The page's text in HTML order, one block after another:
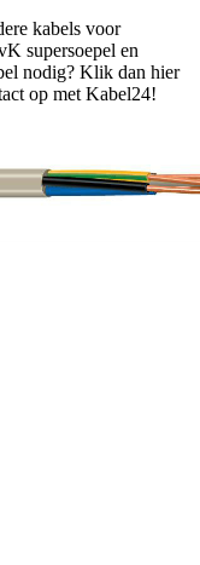
kabels voor
supersoepel en
nodig? Klik dan hier
op met Kabel24!